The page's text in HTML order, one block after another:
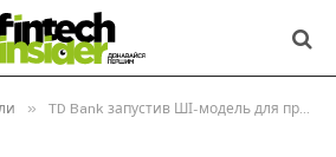
» TD Bank запустив ШІ-модель для прискорення оформлення іпотеки